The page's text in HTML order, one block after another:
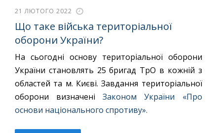
21 ЛЮТОГО 2022
Що таке війська територіальної
оборони України?
На сьогодні основу територіальної оборони
України становлять 25 бригад ТрО в кожній з
областей та м. Києві. Завдання територіальної
оборони визначеніЗаконом України «Про
основи національного спротиву».